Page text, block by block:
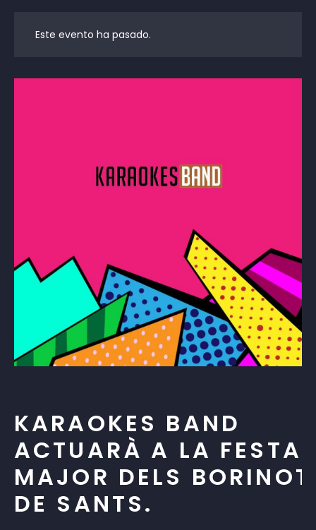
Este evento ha pasado.
KARAOKES BAND
ACTUARÀ A LA FESTA
MAJOR DELS
DE SANTS.